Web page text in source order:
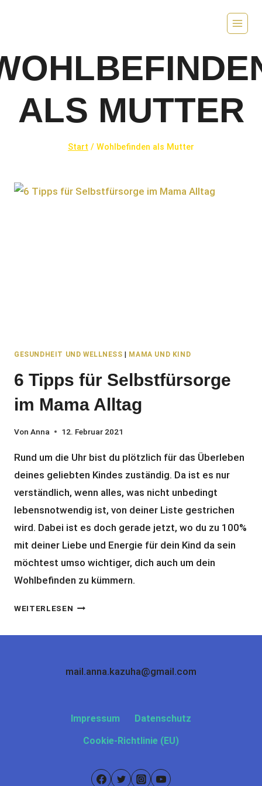
ALS MUTTER
Start / Wohlbefinden als Mutter
GESUNDHEIT UND WELLNESS | MAMA UND KIND
6 Tipps für Selbstfürsorge
im Mama Alltag
Von Anna 12. Februar 2021
Rund um die Uhr bist du plötzlich für das Überleben
deines geliebten Kindes zuständig. Da ist es nur
verständlich, wenn alles, was nicht unbedingt
lebensnotwendig ist, von deiner Liste gestrichen
wird. Dabei ist es doch gerade jetzt, wo du zu 100%
mit deiner Liebe und Energie für dein Kind da sein
möchtest umso wichtiger, dich auch um dein
Wohlbefinden zu kümmern.
WEITERLESEN
FÜR
MAMA
mail.anna.kazuha@gmail.com
Impressum
Datenschutz
Cookie-Richtlinie (EU)